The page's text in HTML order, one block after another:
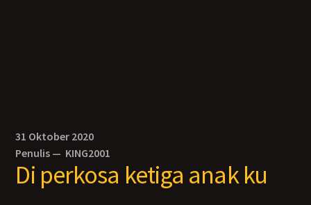
31 Oktober 2020
Penulis — KING2001
Di perkosa ketiga anak ku